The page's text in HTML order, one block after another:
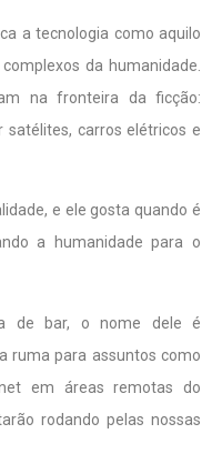
a tecnologia como aquilo
da humanidade.
na fronteira da ficção:
carros elétricos e
e ele gosta quando é
a humanidade para o
de bar, o nome dele é
ruma para assuntos como
em áreas remotas do
rodando pelas nossas